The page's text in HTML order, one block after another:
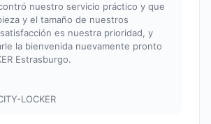
nuestro servicio práctico y que
y el tamaño de nuestros
es nuestra prioridad, y
la bienvenida nuevamente pronto
Estrasburgo.
LOCKER